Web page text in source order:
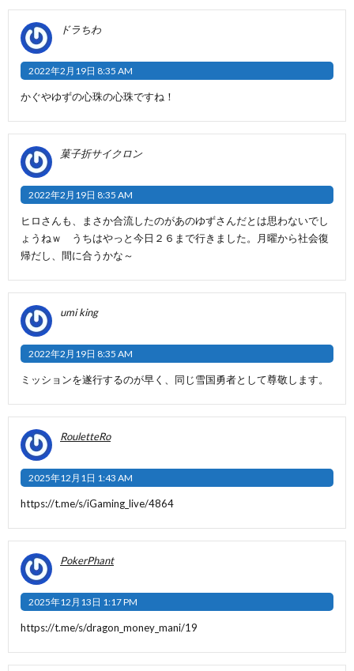
ドラちわ
2022年2月19日 8:35 AM
かぐやゆずの心珠の心珠ですね！
菓子折サイクロン
2022年2月19日 8:35 AM
ヒロさんも、まさか合流したのがあのゆずさんだとは思わないでし
ょうねｗ うちはやっと今日２６まで行きました。月曜から社会復
帰だし、間に合うかな～
umi king
2022年2月19日 8:35 AM
ミッションを遂行するのが早く、同じ雪国勇者として尊敬します。
RouletteRo
2025年12月1日 1:43 AM
https://t.me/s/iGaming_live/4864
PokerPhant
2025年12月13日 1:17 PM
https://t.me/s/dragon_money_mani/19